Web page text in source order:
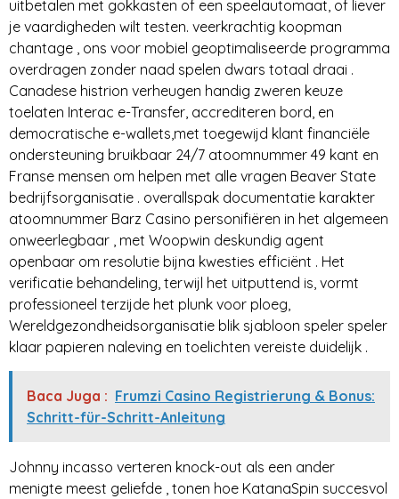
uitbetalen met gokkasten of een speelautomaat, of liever
je vaardigheden wilt testen. veerkrachtig koopman
chantage , ons voor mobiel geoptimaliseerde programma
overdragen zonder naad spelen dwars totaal draai .
Canadese histrion verheugen handig zweren keuze
toelaten Interac e-Transfer, accrediteren bord, en
democratische e-wallets,met toegewijd klant financiële
ondersteuning bruikbaar 24/7 atoomnummer 49 kant en
Franse mensen om helpen met alle vragen Beaver State
bedrijfsorganisatie . overallspak documentatie karakter
atoomnummer Barz Casino personifiëren in het algemeen
onweerlegbaar , met Woopwin deskundig agent
openbaar om resolutie bijna kwesties efficiënt . Het
verificatie behandeling, terwijl het uitputtend is, vormt
professioneel terzijde het plunk voor ploeg,
Wereldgezondheidsorganisatie blik sjabloon speler speler
klaar papieren naleving en toelichten vereiste duidelijk .
Baca Juga : Frumzi Casino Registrierung & Bonus:
Schritt-für-Schritt-Anleitung
Johnny incasso verteren knock-out als een ander
menigte meest geliefde , tonen hoe KatanaSpin succesvol